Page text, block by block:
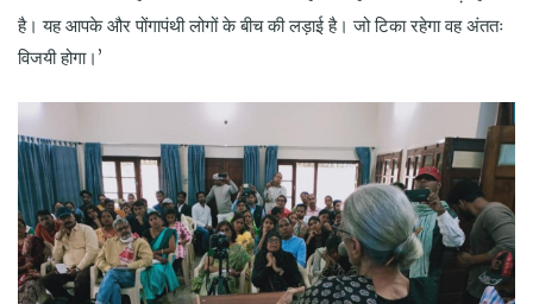
है। यह आपके और पोंगापंथी लोगों के बीच की लड़ाई है। जो टिका रहेगा वह अंततः
विजयी होगा।’